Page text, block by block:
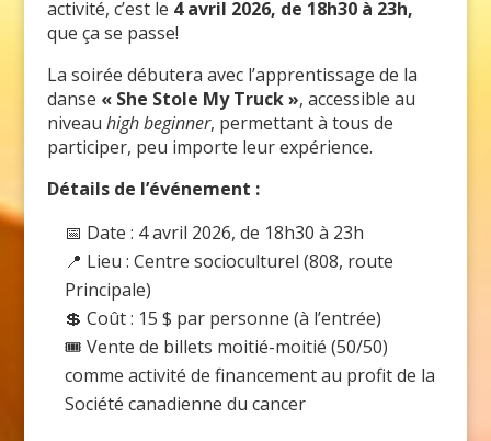
activité, c’est le 4 avril 2026, de 18h30 à 23h,
que ça se passe!
La soirée débutera avec l’apprentissage de la
danse « She Stole My Truck », accessible au
niveau high beginner, permettant à tous de
participer, peu importe leur expérience.
Détails de l’événement :
📅 Date : 4 avril 2026, de 18h30 à 23h
📍 Lieu : Centre socioculturel (808, route
Principale)
💲 Coût : 15 $ par personne (à l’entrée)
🎟️ Vente de billets moitié-moitié (50/50)
comme activité de financement au profit de la
Société canadienne du cancer